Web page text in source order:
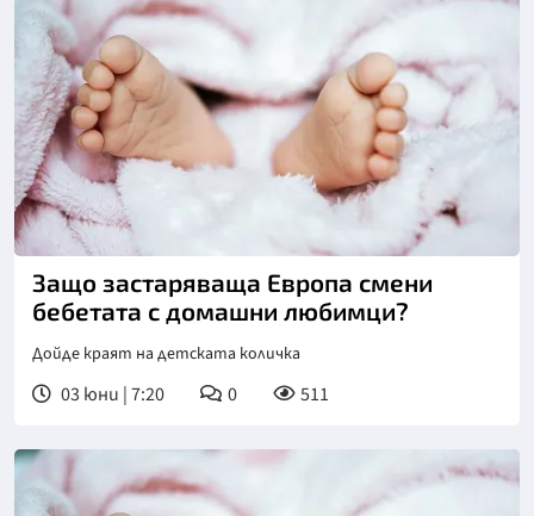
Защо застаряваща Европа смени
бебетата с домашни любимци?
Дойде краят на детската количка
03 юни | 7:20 0 511